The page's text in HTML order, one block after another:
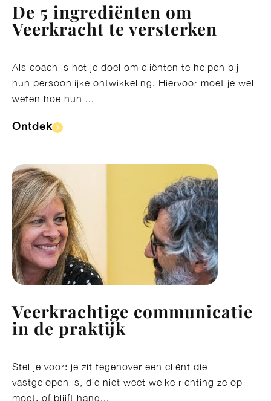
De 5 ingrediënten om
Veerkracht te versterken
Als coach is het je doel om cliënten te helpen bij
hun persoonlijke ontwikkeling. Hiervoor moet je wel
weten hoe hun ...
Ontdek​
Veerkrachtige communicatie
in de praktijk
Stel je voor: je zit tegenover een cliënt die
vastgelopen is, die niet weet welke richting ze op
moet, of blijft hang...